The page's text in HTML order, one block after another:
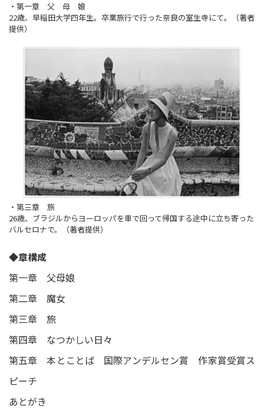
・第一章 父 母 娘
22歳、早稲田大学四年生。卒業旅行で行った奈良の室生寺にて。（著者
提供）
・第三章 旅
26歳、ブラジルからヨーロッパを車で回って帰国する途中に立ち寄った
バルセロナで。（著者提供）
◆章構成
第一章 父母娘
第二章 魔女
第三章 旅
第四章 なつかしい日々
第五章 本とことば 国際アンデルセン賞 作家賞受賞ス
ピーチ
あとがき